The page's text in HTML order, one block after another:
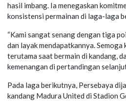
hasil imbang. Ia menegaskan
konsistensi permainan di laga-laga
“Kami sangat senang dengan tiga
dan layak mendapatkannya.
terutama saat bermain di kandang,
kemenangan di pertandingan
Pada laga berikutnya, Persebaya
kandang Madura United di Stadion